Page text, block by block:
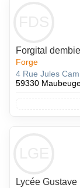
Forgital
Forge
4 Rue Jules
59330
Lycée Gustave